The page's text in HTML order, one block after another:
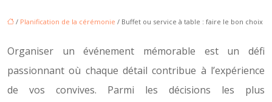
/ Planification de la cérémonie / Buffet ou service à table : faire le bon choix
Organiser un événement mémorable est un défi
passionnant où chaque détail contribue à l’expérience
de vos convives. Parmi les décisions les plus